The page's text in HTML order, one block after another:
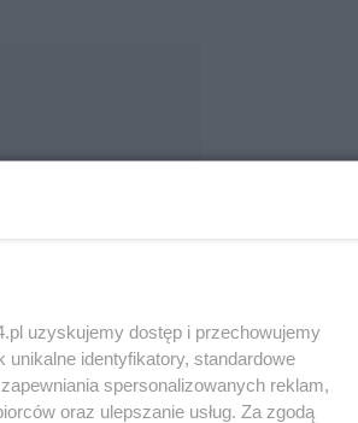
na pokładzie nie
uzyskujemy dostęp i przechowujemy
identyfikatory, standardowe
spersonalizowanych reklam,
oraz ulepszanie usług. Za zgodą